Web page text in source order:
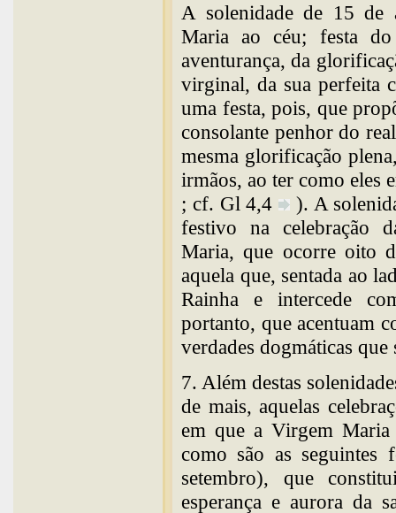
A solenidade de 15 de
Maria ao céu; festa
aventurança, da
virginal, da sua perfeita
uma festa, pois, que
consolante penhor do
mesma glorificação
irmãos, ao ter como eles
; cf. Gl 4,4
). A
festivo na celebração
Maria, que ocorre oito
aquela que, sentada ao
Rainha e intercede
portanto, que acentuam
verdades dogmáticas
7. Além destas
de mais, aquelas
em que a Virgem Maria
como são as seguintes
setembro), que
esperança e aurora da